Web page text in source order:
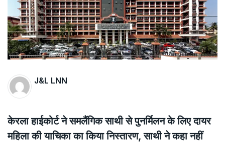
the complainant Purnesh Modi and the Gujarat
government on the petition of Congress leader
Rahul Gandhi in the defamation case
International Criminal Law, ASSER Institute
J&L LNN
केरला हाईकोर्ट ने समलैंगिक साथी से पुनर्मिलन के लिए दायर
महिला की याचिका का किया निस्तारण, साथी ने कहा नहीं